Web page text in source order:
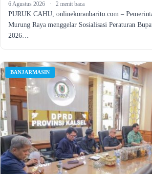
6 Agustus 2026 · 2 menit baca
PURUK CAHU, onlinekoranbarito.com –
Murung Raya menggelar Sosialisasi Peraturan
2026…
BANJARMASIN